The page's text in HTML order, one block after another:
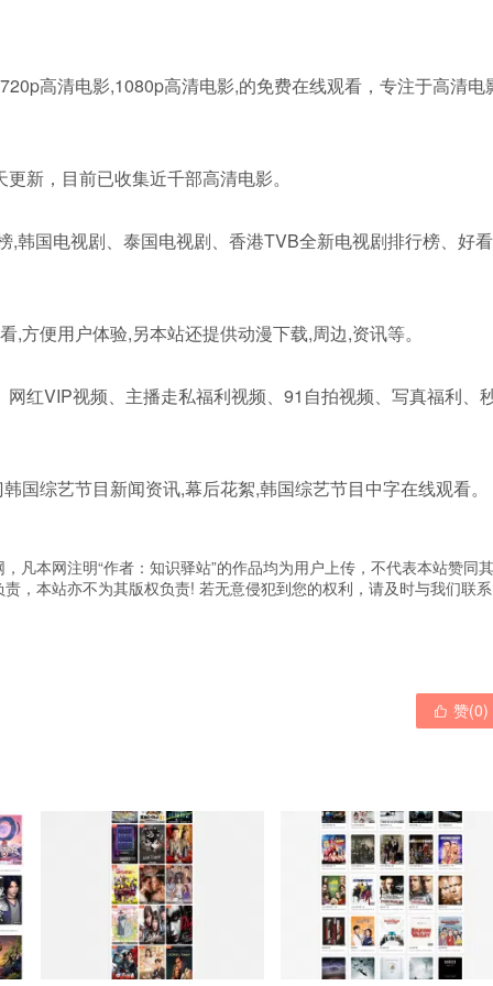
高清电影,1080p高清电影,的免费在线观看，专注于高清电
新，目前已收集近千部高清电影。
,韩国电视剧、泰国电视剧、香港TVB全新电视剧排行榜、好看
方便用户体验,另本站还提供动漫下载,周边,资讯等。
红VIP视频、主播走私福利视频、91自拍视频、写真福利、
国综艺节目新闻资讯,幕后花絮,韩国综艺节目中字在线观看。
凡本网注明“作者：知识驿站”的作品均为用户上传，不代表本站赞同其
，本站亦不为其版权负责! 若无意侵犯到您的权利，请及时与我们联系
 赞(0)